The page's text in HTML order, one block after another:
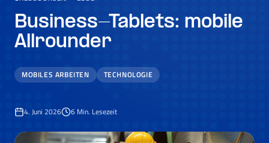
Business-Tablets: mobile
Allrounder
MOBILES ARBEITEN TECHNOLOGIE
4. Juni 2026 6 Min. Lesezeit